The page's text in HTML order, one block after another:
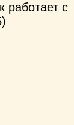
работает с